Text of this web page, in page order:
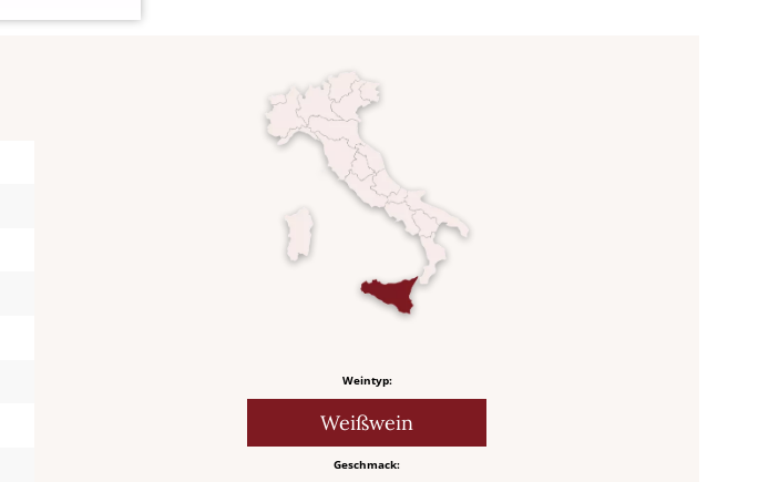
Weintyp:
Weißwein
Geschmack: